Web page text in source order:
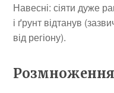
Навесні: сіяти дуже
і ґрунт відтанув
від регіону).